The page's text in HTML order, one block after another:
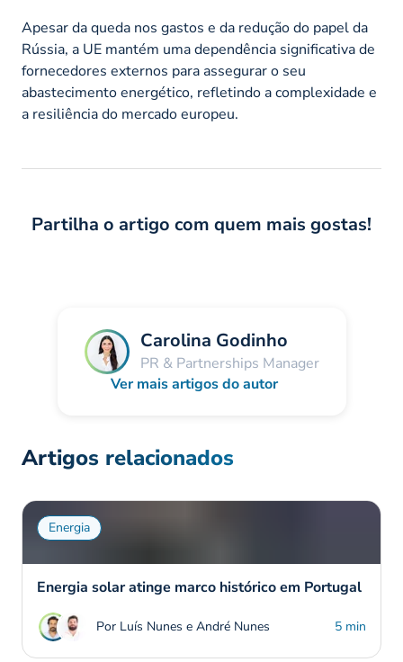
Apesar da queda nos gastos e da redução do papel da
Rússia, a UE mantém uma dependência significativa de
fornecedores externos para assegurar o seu
abastecimento energético, refletindo a complexidade e
a resiliência do mercado europeu.
Partilha o artigo com quem mais gostas!
Carolina Godinho
PR & Partnerships Manager
Ver mais artigos do autor
Artigos relacionados
Energia
Energia solar atinge marco histórico em Portugal
Por Luís Nunes e André Nunes 5 min